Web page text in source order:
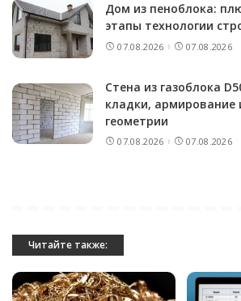
Дом из пеноблока:
этапы технологии
07.08.2026 07.08.2026
Стена из газоблока
кладки, армирование
геометрии
07.08.2026 07.08.2026
Читайте также: